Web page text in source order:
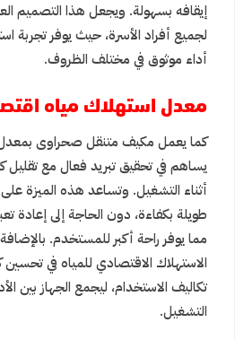
إيقافه بسهولة. ويجعل هذا التصميم
لجميع أفراد الأسرة، حيث يوفر
أداء موثوق في مختلف الظروف.
معدل استهلاك مياه
كما يعمل مكيف متنقل صحراوى
يساهم في تحقيق تبريد فعال مع تقليل
أثناء التشغيل. وتساعد هذه الميزة
طويلة بكفاءة، دون الحاجة إلى إعادة
مما يوفر راحة أكبر للمستخدم.
الاستهلاك الاقتصادي للمياه في
تكاليف الاستخدام، ليجمع الجهاز بين
التشغيل.